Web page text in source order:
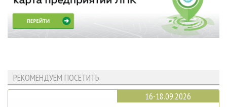
РЕКОМЕНДУЕМ ПОСЕТИТЬ
16-18.09.2026